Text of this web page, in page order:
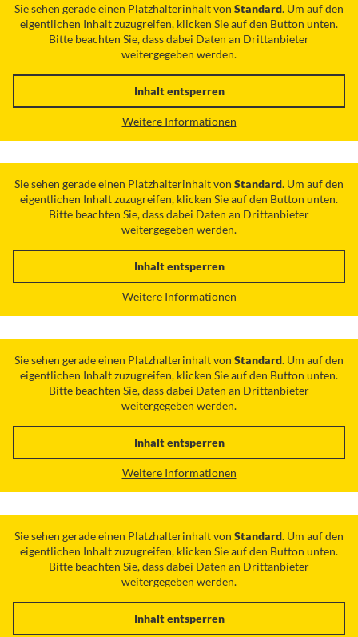
Sie sehen gerade einen Platzhalterinhalt von Standard. Um auf den
eigentlichen Inhalt zuzugreifen, klicken Sie auf den Button unten.
Bitte beachten Sie, dass dabei Daten an Drittanbieter
weitergegeben werden.
Inhalt entsperren
Weitere Informationen
Sie sehen gerade einen Platzhalterinhalt von Standard. Um auf den
eigentlichen Inhalt zuzugreifen, klicken Sie auf den Button unten.
Bitte beachten Sie, dass dabei Daten an Drittanbieter
weitergegeben werden.
Inhalt entsperren
Weitere Informationen
Sie sehen gerade einen Platzhalterinhalt von Standard. Um auf den
eigentlichen Inhalt zuzugreifen, klicken Sie auf den Button unten.
Bitte beachten Sie, dass dabei Daten an Drittanbieter
weitergegeben werden.
Inhalt entsperren
Weitere Informationen
Sie sehen gerade einen Platzhalterinhalt von Standard. Um auf den
eigentlichen Inhalt zuzugreifen, klicken Sie auf den Button unten.
Bitte beachten Sie, dass dabei Daten an Drittanbieter
weitergegeben werden.
Inhalt entsperren